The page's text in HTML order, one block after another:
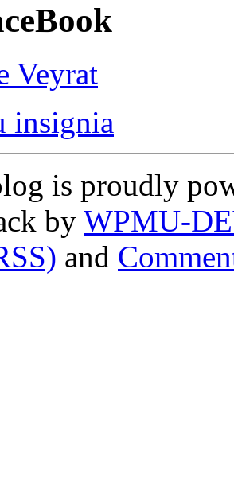
Veyrat
insignia
is proudly
by WPMU-
and